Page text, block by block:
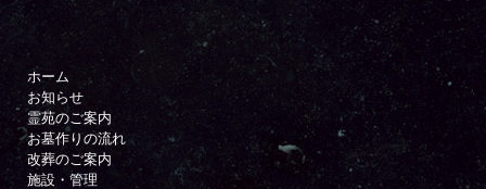
ホーム
お知らせ
霊苑のご案内
お墓作りの流れ
改葬のご案内
施設・管理